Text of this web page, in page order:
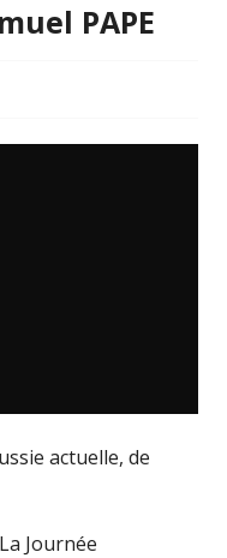
PAPE
actuelle, de
Journée